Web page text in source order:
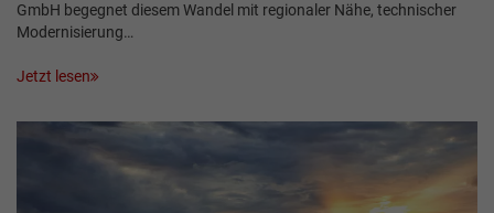
GmbH begegnet diesem Wandel mit regionaler Nähe, technischer
Modernisierung…
Jetzt lesen